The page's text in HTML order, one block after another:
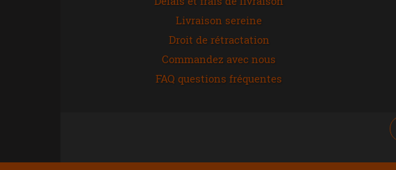
Livraison sereine
Droit de rétractation
Commandez avec nous
FAQ questions fréquentes